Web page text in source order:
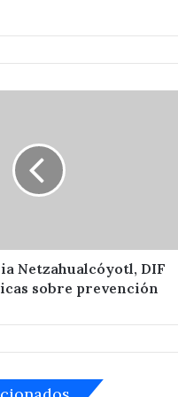
Netzahualcóyotl, DIF
sobre prevención
.